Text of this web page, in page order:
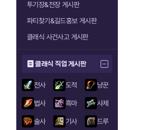
투기장&전장 게시판
파티찾기&길드홍보 게시판
클래식 사건사고 게시판
클래식 직업 게시판
전사 도적 냥꾼
법사 흑마 사제
술사 기사 드루